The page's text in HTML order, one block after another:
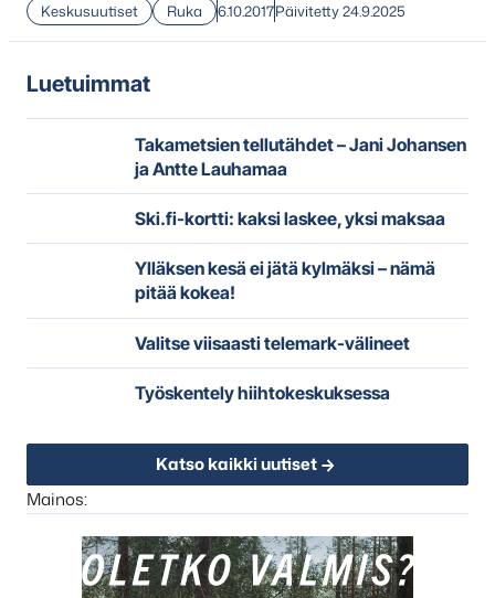
Keskusuutiset Ruka 6.10.2017Päivitetty 24.9.2025
Luetuimmat
Takametsien tellutähdet – Jani Johansen
ja Antte Lauhamaa
Ski.fi-kortti: kaksi laskee, yksi maksaa
Ylläksen kesä ei jätä kylmäksi – nämä
pitää kokea!
Valitse viisaasti telemark-välineet
Työskentely hiihtokeskuksessa
Katso kaikki uutiset
Mainos: